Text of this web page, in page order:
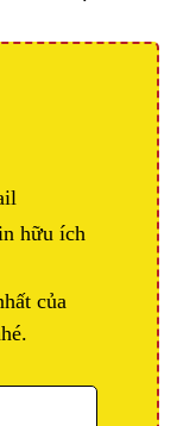
hữu ích
của